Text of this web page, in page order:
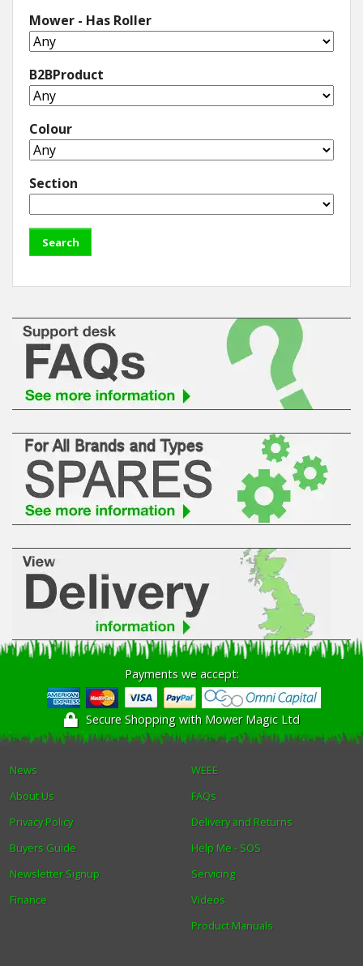
Mower - Has Roller
B2BProduct
Colour
Section
Payments we accept:
Secure Shopping with Mower Magic Ltd
News
About Us
Privacy Policy
Buyers Guide
Newsletter Signup
Finance
WEEE
FAQs
Delivery and Returns
Help Me - SOS
Servicing
Videos
Product Manuals